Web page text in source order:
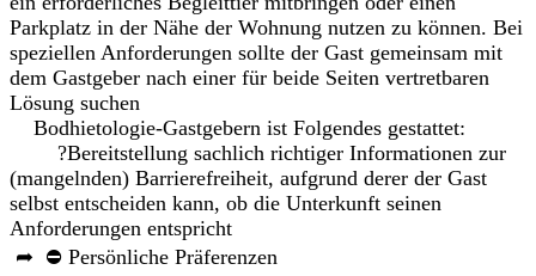
Parkplatz in der Nähe der Wohnung nutzen zu können. Bei
speziellen Anforderungen sollte der Gast gemeinsam mit
dem Gastgeber nach einer für beide Seiten vertretbaren
Lösung suchen
Bodhietologie-Gastgebern ist Folgendes gestattet:
?Bereitstellung sachlich richtiger Informationen zur
(mangelnden) Barrierefreiheit, aufgrund derer der Gast
selbst entscheiden kann, ob die Unterkunft seinen
Anforderungen entspricht
➦ ⛔ Persönliche Präferenzen